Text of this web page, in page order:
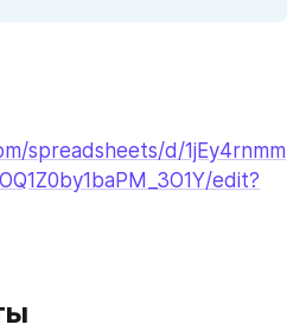
spreadsheets/d/1jEy4rnmm
edit?